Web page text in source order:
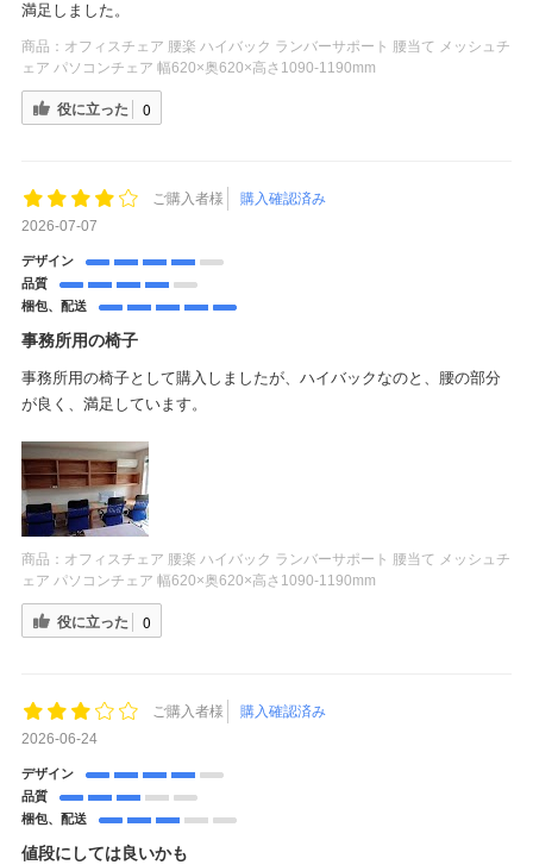
満足しました。
商品： オフィスチェア 腰楽 ハイバック ランバーサポート 腰当て メッシュチ
ェア パソコンチェア 幅620×奥620×高さ1090-1190mm
役に立った 0
ご購入者様
購入確認済み
2026-07-07
デザイン
品質
梱包、配送
事務所用の椅子
事務所用の椅子として購入しましたが、ハイバックなのと、腰の部分
が良く、満足しています。
商品： オフィスチェア 腰楽 ハイバック ランバーサポート 腰当て メッシュチ
ェア パソコンチェア 幅620×奥620×高さ1090-1190mm
役に立った 0
ご購入者様
購入確認済み
2026-06-24
デザイン
品質
梱包、配送
値段にしては良いかも